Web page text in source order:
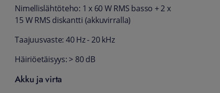
Nimellislähtöteho: 1 x 60 W RMS basso + 2 x
15 W RMS diskantti (akkuvirralla)
Taajuusvaste: 40 Hz - 20 kHz
Häiriöetäisyys: > 80 dB
Akku ja virta